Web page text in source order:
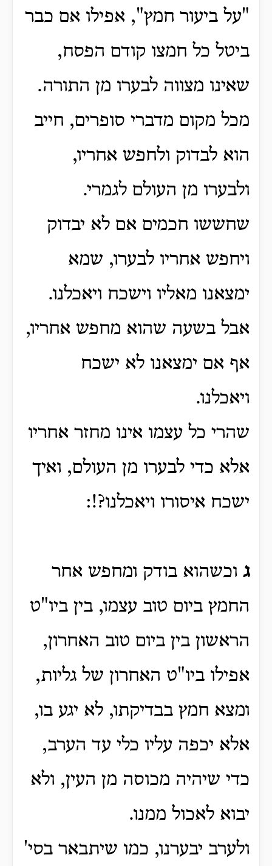
"על ביעור חמץ", אפילו אם כבר
ביטל כל חמצו קודם הפסח,
שאינו מצווה לבערו מן התורה.
מכל מקום מדברי סופרים, חייב
הוא לבדוק ולחפש אחריו,
ולבערו מן העולם לגמרי.
שחששו חכמים אם לא יבדוק
ויחפש אחריו לבערו, שמא
ימצאנו מאליו וישכח ויאכלנו.
אבל בשעה שהוא מחפש אחריו,
אף אם ימצאנו לא ישכח
ויאכלנו.
שהרי כל עצמו אינו מחזר אחריו
אלא כדי לבערו מן העולם, ואיך
ישכח איסורו ויאכלנו?!:
ג וכשהוא בודק ומחפש אחר
החמץ ביום טוב עצמו, בין ביו"ט
הראשון בין ביום טוב האחרון,
אפילו ביו"ט האחרון של גליות,
ומצא חמץ בבדיקתו, לא יגע בו,
אלא יכפה עליו כלי עד הערב,
כדי שיהיה מכוסה מן העין, ולא
יבוא לאכול ממנו.
ולערב יבערנו, כמו שיתבאר בסי'